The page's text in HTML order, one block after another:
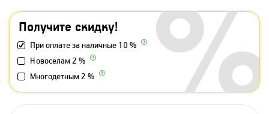
Получите скидку!
При оплате за наличные 10 %
Новоселам 2 %
Многодетным 2 %